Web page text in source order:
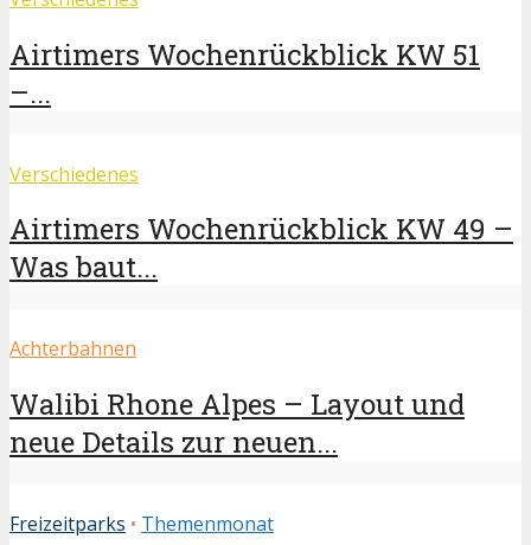
Airtimers Wochenrückblick KW 51
–...
Verschiedenes
Airtimers Wochenrückblick KW 49 –
Was baut...
Achterbahnen
Walibi Rhone Alpes – Layout und
neue Details zur neuen...
Freizeitparks • Themenmonat